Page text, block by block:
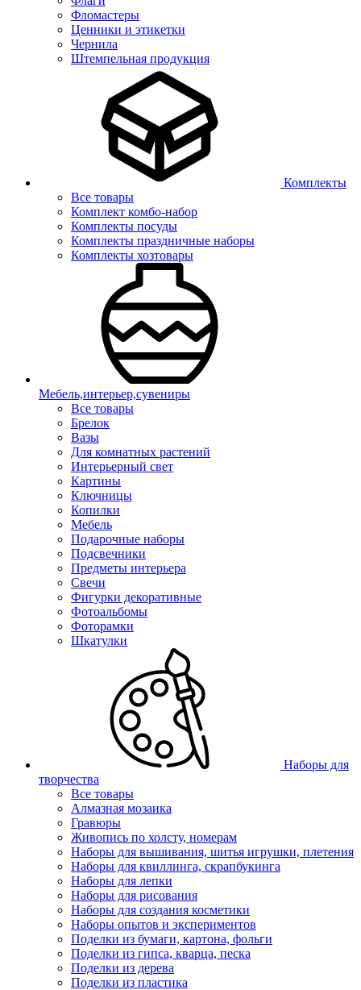
Фломастеры
Ценники и этикетки
Чернила
Штемпельная продукция
Комплекты
Все товары
Комплект комбо-набор
Комплекты посуды
Комплекты праздничные наборы
Комплекты хозтовары
Мебель,интерьер,сувениры
Все товары
Брелок
Вазы
Для комнатных растений
Интерьерный свет
Картины
Ключницы
Копилки
Мебель
Подарочные наборы
Подсвечники
Предметы интерьера
Свечи
Фигурки декоративные
Фотоальбомы
Фоторамки
Шкатулки
Наборы для
творчества
Все товары
Алмазная мозаика
Гравюры
Живопись по холсту, номерам
Наборы для вышивания, шитья игрушки, плетения
Наборы для квиллинга, скрапбукинга
Наборы для лепки
Наборы для рисования
Наборы для создания косметики
Наборы опытов и экспериментов
Поделки из бумаги, картона, фольги
Поделки из гипса, кварца, песка
Поделки из дерева
Поделки из пластика